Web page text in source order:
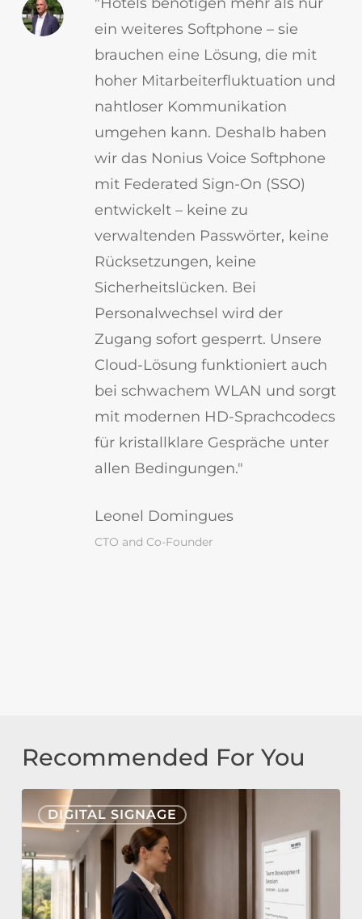
ein weiteres Softphone – sie
brauchen eine Lösung, die mit
hoher Mitarbeiterfluktuation und
nahtloser Kommunikation
umgehen kann. Deshalb haben
wir das Nonius Voice Softphone
mit Federated Sign-On (SSO)
entwickelt – keine zu
verwaltenden Passwörter, keine
Rücksetzungen, keine
Sicherheitslücken. Bei
Personalwechsel wird der
Zugang sofort gesperrt. Unsere
Cloud-Lösung funktioniert auch
bei schwachem WLAN und sorgt
mit modernen HD-Sprachcodecs
für kristallklare Gespräche unter
allen Bedingungen."
Leonel Domingues
CTO and Co-Founder
Recommended For You
DIGITAL SIGNAGE
Nonius
Signage
Cloud
&
E-